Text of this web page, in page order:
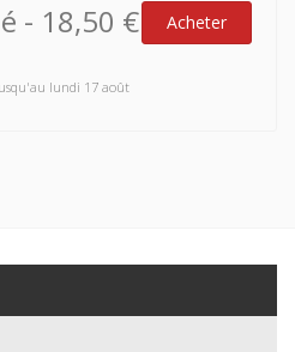
- 18,50 € Acheter
lundi 17 août